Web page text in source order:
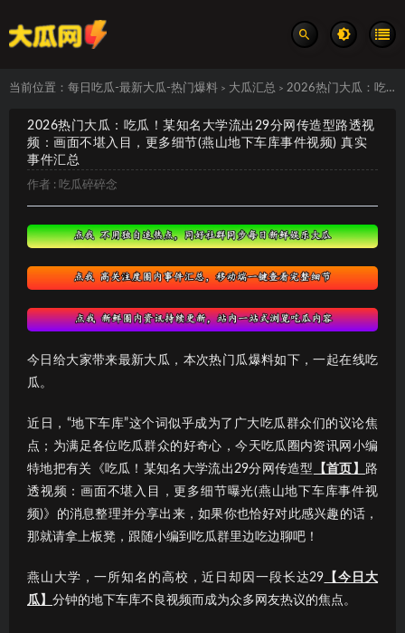
当前位置： 每日吃瓜-最新大瓜-热门爆料 > 大瓜汇总 > 2026热门大瓜：吃瓜！某知名大学流出29分网传造型路透视频：画面不堪入目，更多细节(燕山地下车库事件视频) 真实事件汇总
2026热门大瓜：吃瓜！某知名大学流出29分网传造型路透视
频：画面不堪入目，更多细节(燕山地下车库事件视频) 真实
事件汇总
作者 : 吃瓜碎碎念
今日给大家带来最新大瓜，本次热门瓜爆料如下，一起在线吃
瓜。
近日，“地下车库”这个词似乎成为了广大吃瓜群众们的议论焦
点；为满足各位吃瓜群众的好奇心，今天吃瓜圈内资讯网小编
特地把有关《吃瓜！某知名大学流出29分网传造型
【首页】 路
透视频：画面不堪入目，更多细节曝光(燕山地下车库事件视
频)》的消息整理并分享出来，如果你也恰好对此感兴趣的话，
那就请拿上板凳，跟随小编到吃瓜群里边吃边聊吧！
燕山大学，一所知名的高校，近日却因一段长达29 【今日大
瓜】 分钟的地下车库不良视频而成为众多网友热议的焦点。